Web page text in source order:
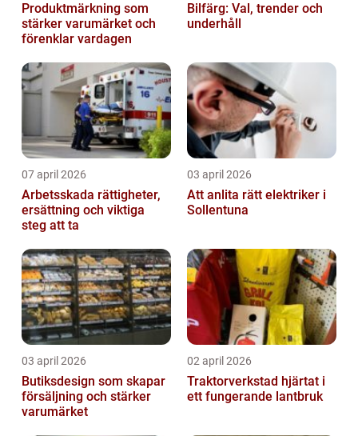
Produktmärkning som
stärker varumärket och
förenklar vardagen
Bilfärg: Val, trender och
underhåll
07 april 2026
Arbetsskada rättigheter,
ersättning och viktiga
steg att ta
03 april 2026
Att anlita rätt elektriker i
Sollentuna
03 april 2026
Butiksdesign som skapar
försäljning och stärker
varumärket
02 april 2026
Traktorverkstad hjärtat i
ett fungerande lantbruk